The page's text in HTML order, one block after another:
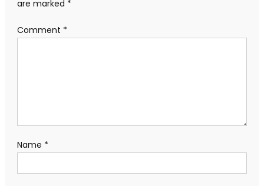
are marked *
Comment *
Name *